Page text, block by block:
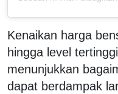
Kenaikan harga
hingga level
menunjukkan
dapat berdampak